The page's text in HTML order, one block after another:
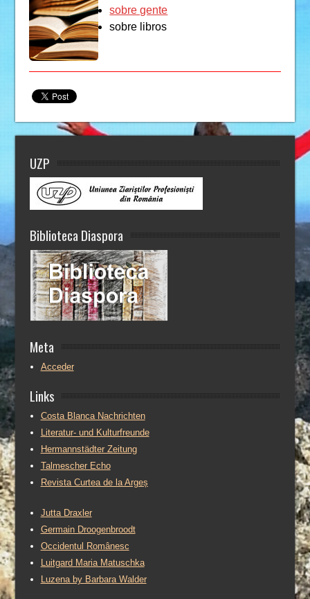
sobre gente
sobre libros
UZP
Biblioteca Diaspora
Meta
Acceder
Links
Costa Blanca Nachrichten
Literatur- und Kulturfreunde
Hermannstädter Zeitung
Talmescher Echo
Revista Curtea de la Argeș
Jutta Draxler
Germain Droogenbroodt
Occidentul Românesc
Luitgard Maria Matuschka
Luzena by Barbara Walder